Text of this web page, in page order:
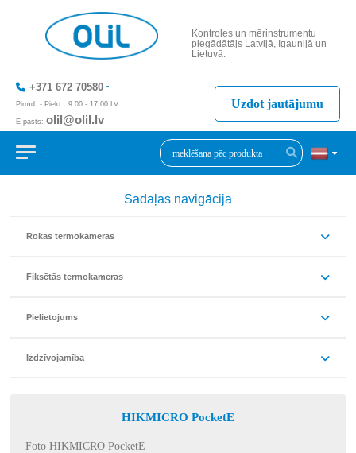
Kontroles un mērinstrumentu
piegādātājs Latvijā, Igaunijā un
Lietuvā.
+371 672 70580
Pirmd. - Piekt.: 9:00 - 17:00 LV
E-pasts: olil@olil.lv
+371 287 11411
Uzdot jautājumu
Sadaļas navigācija
Rokas termokameras
Fiksētās termokameras
Pielietojums
Izdzīvojamība
HIKMICRO PocketE
Foto HIKMICRO PocketE